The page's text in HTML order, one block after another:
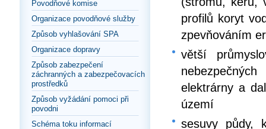
Povodňové komise
Organizace povodňové služby
Způsob vyhlašování SPA
Organizace dopravy
Způsob zabezpečení
záchranných a zabezpečovacích
prostředků
Způsob vyžádání pomoci při
povodni
Schéma toku informací
profilů koryt
zpevňováním
větší
elektrárny a
území
sesuvy půdy,